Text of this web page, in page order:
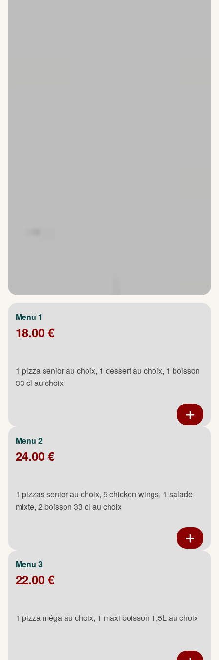
Menu 1
18.00 €
1 pizza senior au choix, 1 dessert au choix, 1 boisson
33 cl au choix
Menu 2
24.00 €
1 pizzas senior au choix, 5 chicken wings, 1 salade
mixte, 2 boisson 33 cl au choix
Menu 3
22.00 €
1 pizza méga au choix, 1 maxi boisson 1,5L au choix